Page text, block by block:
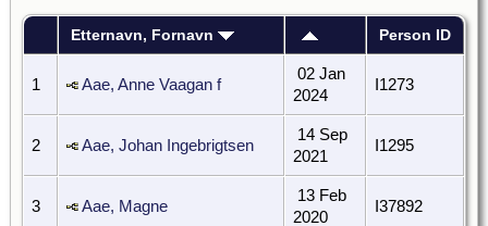
Etternavn, Fornavn Person ID
1 Aae, Anne Vaagan f
02 Jan
2024
I1273
2 Aae, Johan Ingebrigtsen
14 Sep
2021
I1295
3 Aae, Magne
13 Feb
2020
I37892